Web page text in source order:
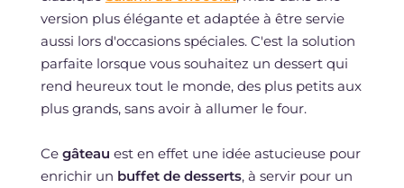
version plus élégante et adaptée à être servie
aussi lors d'occasions spéciales. C'est la solution
parfaite lorsque vous souhaitez un dessert qui
rend heureux tout le monde, des plus petits aux
plus grands, sans avoir à allumer le four.
Ce gâteau est en effet une idée astucieuse pour
enrichir un buffet de desserts, à servir pour un